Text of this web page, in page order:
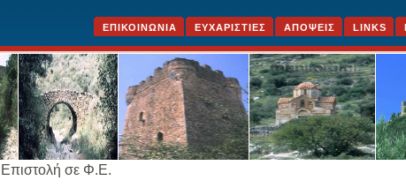
LINKS
ΑΠΟΨΕΙΣ
ΕΥΧΑΡΙΣΤΙΕΣ
ΕΠΙΚΟΙΝΩΝΙΑ
Επιστολή σε Φ.Ε.